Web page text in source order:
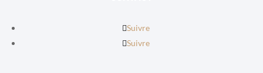
Suivre
Suivre